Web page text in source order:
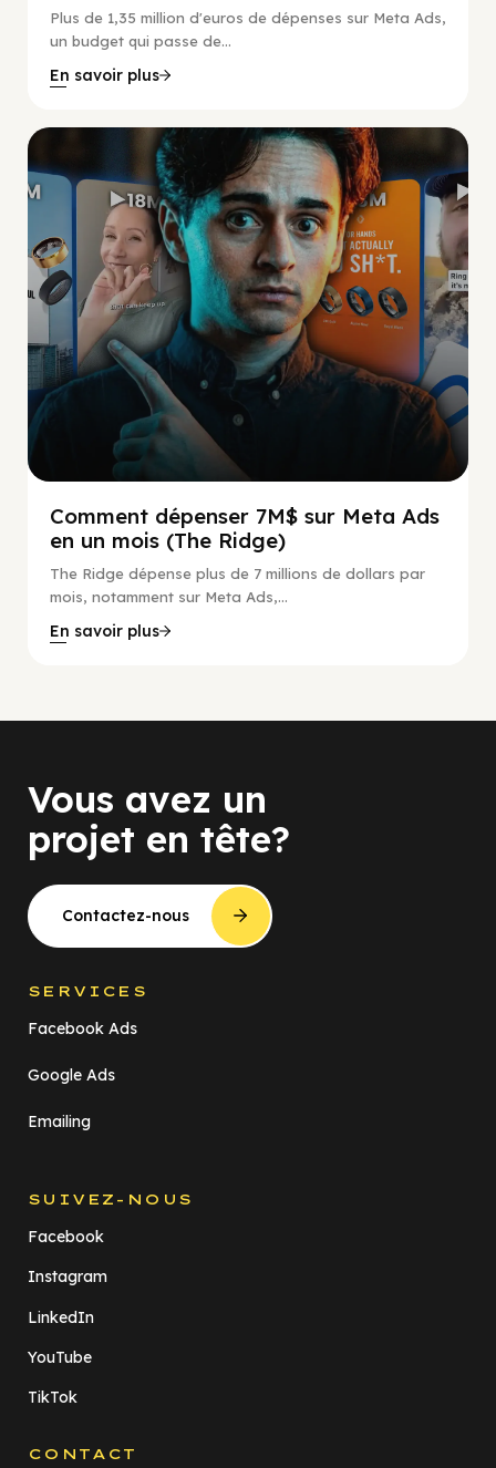
Plus de 1,35 million d'euros de dépenses sur Meta Ads,
un budget qui passe de...
En savoir plus
Social Scaling
Comment dépenser 7M$ sur Meta Ads
en un mois (The Ridge)
The Ridge dépense plus de 7 millions de dollars par
mois, notamment sur Meta Ads,...
En savoir plus
Vous avez un
projet en tête?
Contactez-nous
SERVICES
Facebook Ads
Google Ads
Emailing
SUIVEZ-NOUS
Facebook
Instagram
LinkedIn
YouTube
TikTok
CONTACT